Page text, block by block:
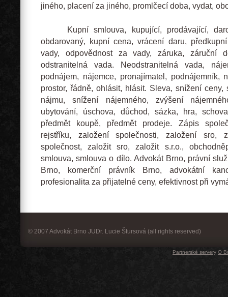
jiného, placení za jiného, promlčecí doba, vydat,
Kupní smlouva, kupující, prodávající,
obdarovaný, kupní cena, vrácení daru,
vady, odpovědnost za vady, záruka, záruční
odstranitelná vada. Neodstranitelná vada,
podnájem, nájemce, pronajímatel, podnájemník,
prostor, řádně, ohlásit, hlásit. Sleva, snížení ceny,
nájmu, snížení nájemného, zvýšení
ubytování, úschova, důchod, sázka, hra,
předmět koupě, předmět prodeje. Zápis
rejstříku, založení společnosti, založení sro,
společnost, založit sro, založit s.r.o.,
smlouva, smlouva o dílo. Advokát Brno, právní
Brno, komerční právník Brno, advokátní
profesionalita za přijatelné ceny, efektivnost při
© 2007 Advokát Brno JUDr. Lucie Štursová (all rights reserved)
Partnerské servery O